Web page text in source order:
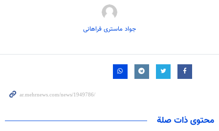
جواد ماستری فراهانی
محتوى ذات صلة